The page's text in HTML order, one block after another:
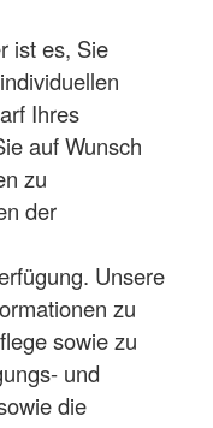
ist es, Sie
Ihres
auf Wunsch
zu
der
Unsere
zu
sowie zu
und
die